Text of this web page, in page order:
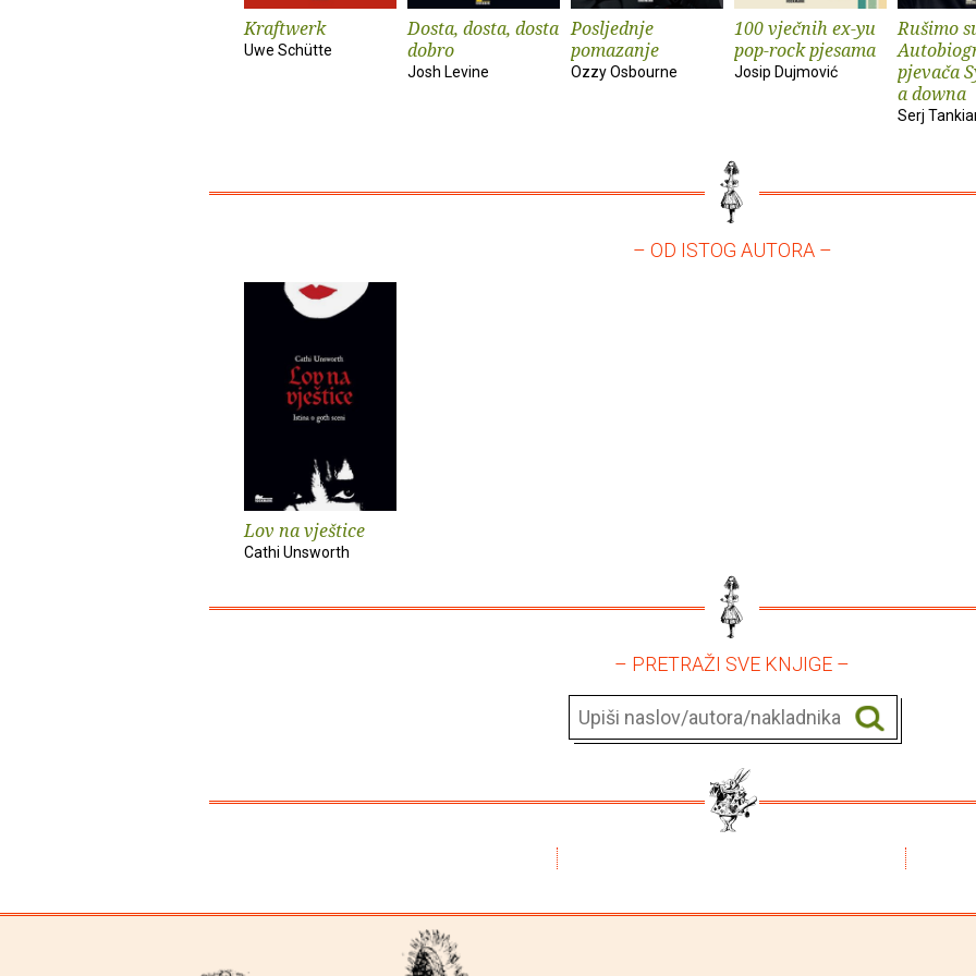
Kraftwerk
Uwe Schütte
Dosta, dosta, dosta
dobro
Josh Levine
Posljednje
pomazanje
Ozzy Osbourne
100 vječnih ex-yu
pop-rock pjesama
Josip Dujmović
Rušimo
pjevača
a downa
Serj
– OD ISTOG AUTORA –
Lov na vještice
Cathi Unsworth
– PRETRAŽI SVE KNJIGE –